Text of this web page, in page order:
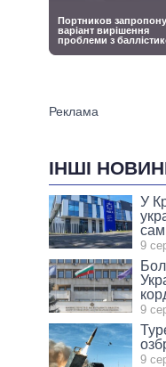
ІНШІ
У
сам
9
9
9